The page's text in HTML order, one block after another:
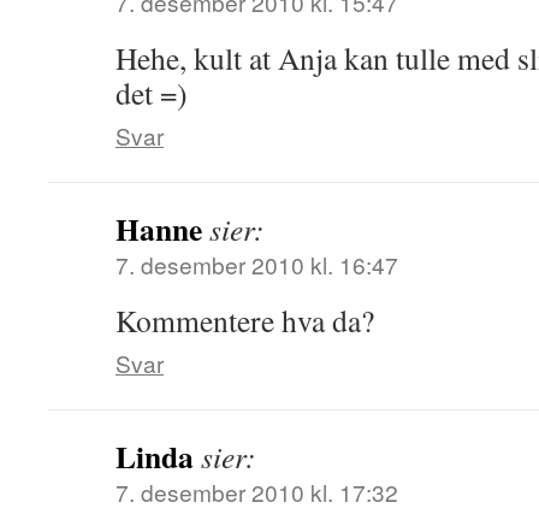
Hehe, kult at Anja kan tulle med
det =)
Svar
Hannesier:
7. desember 2010 kl. 16:47
Kommentere hva da?
Svar
Lindasier:
7. desember 2010 kl. 17:32